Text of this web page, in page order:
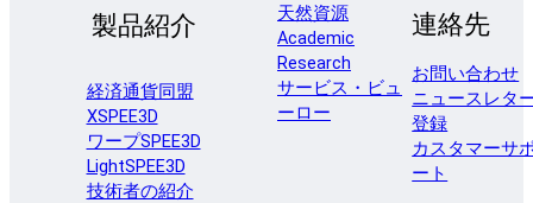
製品紹介
経済通貨同盟
XSPEE3D
ワープSPEE3D
LightSPEE3D
技術者の紹介
天然資源
Academic
Research
サービス・ビュ
ーロー
連絡先
お問い合わせ
ニュースレタ
登録
カスタマーサ
ート